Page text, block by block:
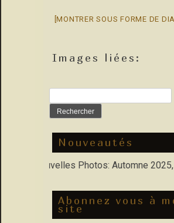
[MONTRER SOUS FORME DE
Images liées:
Nouveautés
: Nouvelles Photos: Automne 2025,
Abonnez vous à
site